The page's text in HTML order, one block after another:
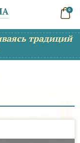
0
традиций